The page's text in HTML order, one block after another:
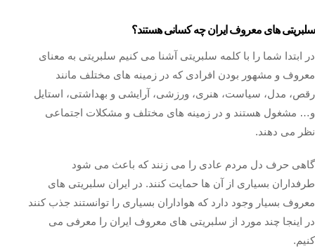
سلبریتی های معروف ایران چه کسانی هستند؟
در ابتدا شما را با کلمه سلبریتی آشنا می کنیم سلبریتی به معنای
معروف و مشهور بودن افرادی که در زمینه های مختلف مانند
رقص، مدل، سیاست، هنری، ورزشی، آرایشی و بهداشتی، استایل
و… مشغول هستند و در زمینه های مختلف و مشکلات اجتماعی
نظر می دهند.
گاهی حرف دل مردم عادی را می زنند که باعث می شود
طرفداران بسیاری از آن ها حمایت کنند. در ایران سلبریتی های
معروف بسیار وجود دارد که هواداران بسیاری را توانستند جذب کنند
در اینجا چند مورد از سلبریتی های معروف ایران را معرفی می
کنیم.